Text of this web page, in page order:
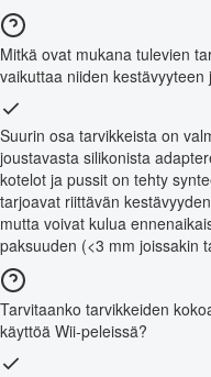
Mitkä ovat mukana tulevien
vaikuttaa niiden kestävyyteen
Suurin osa tarvikkeista on
joustavasta silikonista
kotelot ja pussit on tehty
tarjoavat riittävän
mutta voivat kulua
paksuuden (<3 mm joissakin
Tarvitaanko tarvikkeiden
käyttöä Wii-peleissä?